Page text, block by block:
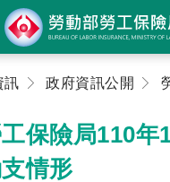
訊 政府資訊公開
保險局110年
情形